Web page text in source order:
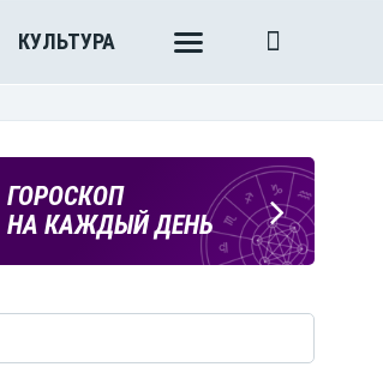
КУЛЬТУРА
ГОРОСКОП
НА КАЖДЫЙ ДЕНЬ
ПОГОДА
В ЛИПЕЦКЕ
ЛИПЕЦКИЕ
РЕАЛИИ
Новости Липецка и области